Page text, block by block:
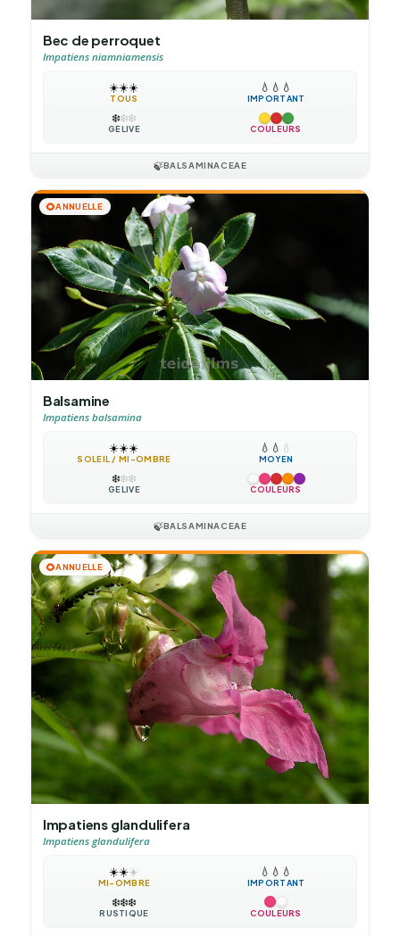
Bec de perroquet
Impatiens niamniamensis
☀️☀️☀️
TOUS
💧 💧 💧
IMPORTANT
❄️❄️❄️
GÉLIVE COULEURS
🍃BALSAMINACEAE
🌻ANNUELLE
Balsamine
Impatiens balsamina
☀️☀️☀️
SOLEIL / MI-OMBRE
💧 💧 💧
MOYEN
❄️❄️❄️
GÉLIVE COULEURS
🍃BALSAMINACEAE
🌻ANNUELLE
Impatiens glandulifera
Impatiens glandulifera
☀️☀️☀️
MI-OMBRE
💧 💧 💧
IMPORTANT
❄️❄️❄️
RUSTIQUE COULEURS